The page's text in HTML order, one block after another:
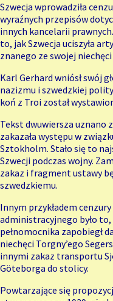
Szwecja wprowadziła
wyraźnych przepisów
innych kancelarii
to, jak Szwecja uciszyła
znanego ze swojej
Karl Gerhard wniósł swój
nazizmu i szwedzkiej
koń z Troi został
Tekst dwuwiersza uznano
zakazała występu w
Sztokholm. Stało się to
Szwecji podczas wojny.
zakaz i fragment ustawy
szwedzkiemu.
Innym przykładem
administracyjnego było
pełnomocnika zapobiegł
niechęci Torgny’ego
innymi zakaz transportu
Göteborga do stolicy.
Powtarzające się